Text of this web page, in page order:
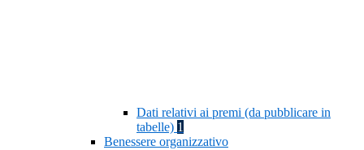
Dati relativi ai premi (da pubblicare in
tabelle) 1
Benessere organizzativo